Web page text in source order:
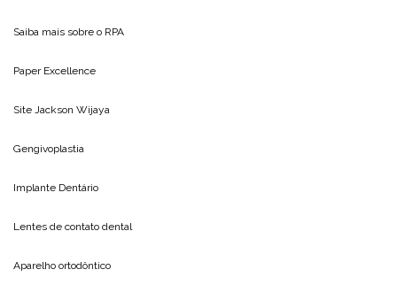
Saiba mais sobre o RPA
Paper Excellence
Site Jackson Wijaya
Gengivoplastia
Implante Dentário
Lentes de contato dental
Aparelho ortodôntico